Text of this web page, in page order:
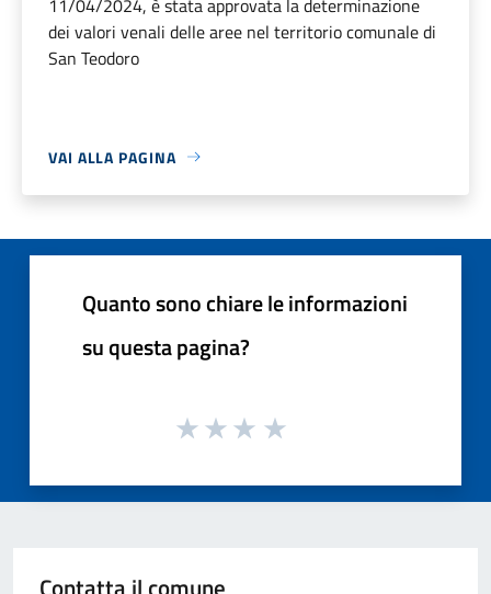
dei valori venali delle aree nel territorio comunale di
San Teodoro
VAI ALLA PAGINA
Quanto sono chiare le informazioni
su questa pagina?